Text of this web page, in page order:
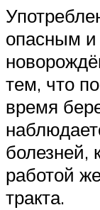
опасным
тем, что
время
болезней,
работой
тракта.